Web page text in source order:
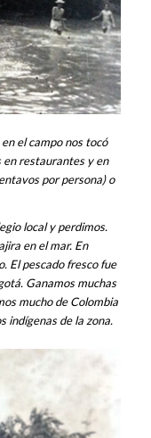
el campo nos tocó
en restaurantes y en
por persona) o
local y perdimos.
en el mar. En
El pescado fresco fue
Ganamos muchas
mucho de Colombia
indígenas de la zona.